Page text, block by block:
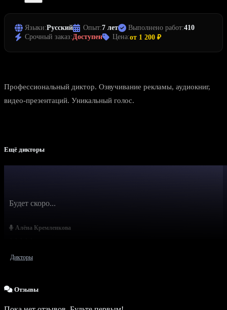
Языки:Русский Опыт:7 лет Выполнено работ:410
Срочный заказ:Доступен Цена:от 1 200 ₽
Профессиональный диктор. Озвучивание рекламы, аудиокниг,
видео-презентаций. Уникальный голос.
Ещё дикторы
Алёна Кремленкова
Будет скоро...
Дикторы
Отзывы